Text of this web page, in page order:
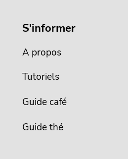
S'informer
A propos
Tutoriels
Guide café
Guide thé